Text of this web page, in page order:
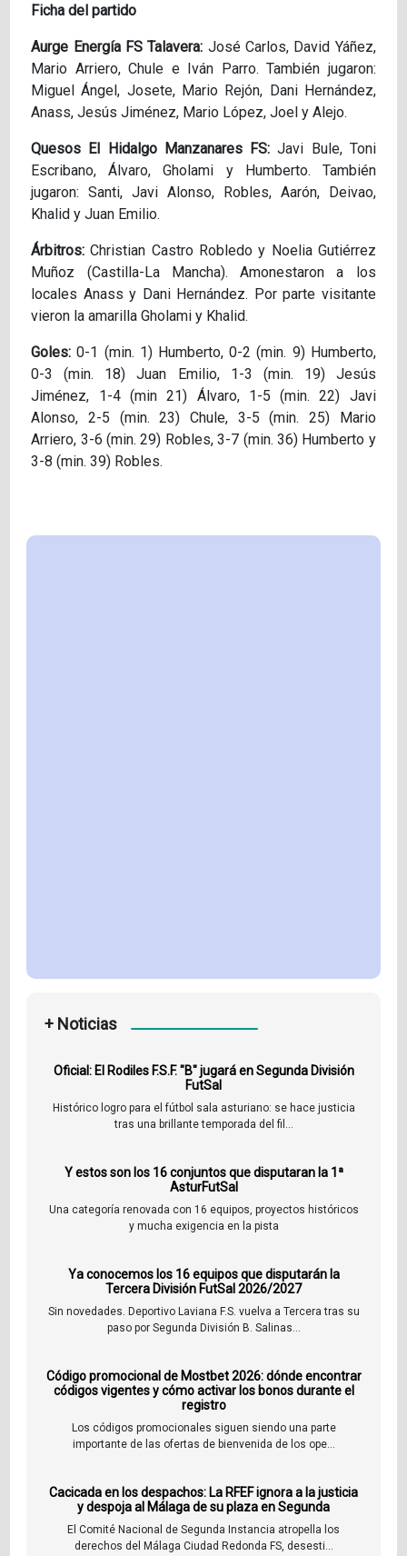
Ficha del partido
Aurge Energía FS Talavera: José Carlos, David Yáñez,
Mario Arriero, Chule e Iván Parro. También jugaron:
Miguel Ángel, Josete, Mario Rejón, Dani Hernández,
Anass, Jesús Jiménez, Mario López, Joel y Alejo.
Quesos El Hidalgo Manzanares FS: Javi Bule, Toni
Escribano, Álvaro, Gholami y Humberto. También
jugaron: Santi, Javi Alonso, Robles, Aarón, Deivao,
Khalid y Juan Emilio.
Árbitros: Christian Castro Robledo y Noelia Gutiérrez
Muñoz (Castilla-La Mancha). Amonestaron a los
locales Anass y Dani Hernández. Por parte visitante
vieron la amarilla Gholami y Khalid.
Goles: 0-1 (min. 1) Humberto, 0-2 (min. 9) Humberto,
0-3 (min. 18) Juan Emilio, 1-3 (min. 19) Jesús
Jiménez, 1-4 (min 21) Álvaro, 1-5 (min. 22) Javi
Alonso, 2-5 (min. 23) Chule, 3-5 (min. 25) Mario
Arriero, 3-6 (min. 29) Robles, 3-7 (min. 36) Humberto y
3-8 (min. 39) Robles.
+ Noticias
Oficial: El Rodiles F.S.F. "B" jugará en Segunda División
FutSal
Histórico logro para el fútbol sala asturiano: se hace justicia
tras una brillante temporada del fil...
Y estos son los 16 conjuntos que disputaran la 1ª
AsturFutSal
Una categoría renovada con 16 equipos, proyectos históricos
y mucha exigencia en la pista
Ya conocemos los 16 equipos que disputarán la
Tercera División FutSal 2026/2027
Sin novedades. Deportivo Laviana F.S. vuelva a Tercera tras su
paso por Segunda División B. Salinas...
Código promocional de Mostbet 2026: dónde encontrar
códigos vigentes y cómo activar los bonos durante el
registro
Los códigos promocionales siguen siendo una parte
importante de las ofertas de bienvenida de los ope...
Cacicada en los despachos: La RFEF ignora a la justicia
y despoja al Málaga de su plaza en Segunda
El Comité Nacional de Segunda Instancia atropella los
derechos del Málaga Ciudad Redonda FS, desesti...